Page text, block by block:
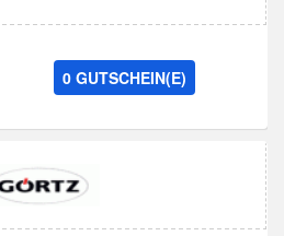
0 GUTSCHEIN(E)